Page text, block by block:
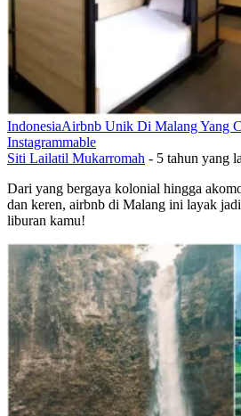
IndonesiaAirbnb Unik Di Malang Yang
Instagrammable
Siti Lailatil Mukarromah - 5 tahun yang
Dari yang bergaya kolonial hingga
dan keren, airbnb di Malang ini layak
liburan kamu!